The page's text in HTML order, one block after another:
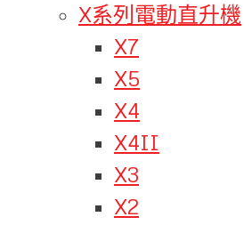
X系列電動直升機
X7
X5
X4
X4II
X3
X2